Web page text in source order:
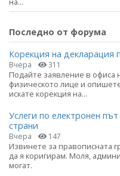
Последно от форума
Корекция на декларация
Вчера 311
Подайте заявление в
физическото лице и
искате корекция на...
Услеги по електронен
страни
Вчера 147
Извинете за правописната
да я коригирам. Моля,
могат.